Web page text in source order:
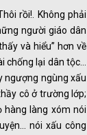
rồi!. Không phải
người giáo dân
và hiểu” hơn về
chống lại dân tộc…
ngượng ngùng xấu
cô ở trường lớp;
hàng làng xóm nói
nói xấu công